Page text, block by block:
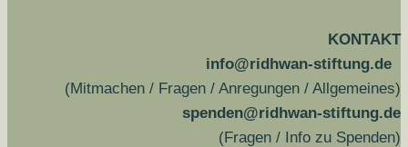
KONTAKT
info@ridhwan-stiftung.de
(Mitmachen / Fragen / Anregungen / Allgemeines)
spenden@ridhwan-stiftung.de
(Fragen / Info zu Spenden)